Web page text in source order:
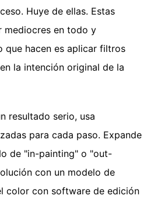
Huye de ellas. Estas
mediocres en todo y
que hacen es aplicar filtros
la intención original de la
resultado serio, usa
para cada paso. Expande
de "in-painting" o "out-
con un modelo de
color con software de edición